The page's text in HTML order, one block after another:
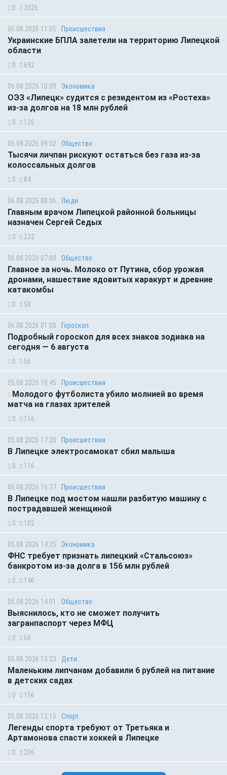
0 3026
06.08.2026 11:05 Происшествия
Украинские БПЛА залетели на территорию Липецкой
области
0 692
06.08.2026 10:09 Экономика
ОЭЗ «Липецк» судится с резидентом из «Ростеха»
из-за долгов на 18 млн рублей
0 126
06.08.2026 09:02 Общество
Тысячи личпан рискуют остаться без газа из-за
колоссальных долгов
0 84
06.08.2026 08:06 Люди
Главным врачом Липецкой районной больницы
назначен Сергей Седых
0 232
06.08.2026 07:00 Общество
Главное за ночь. Молоко от Путина, сбор урожая
дронами, нашествие ядовитых каракурт и древние
катакомбы
0 58
06.08.2026 01:00 Гороскоп
Подробный гороскоп для всех знаков зодиака на
сегодня — 6 августа
0 56
05.08.2026 18:45 Происшествия
Молодого футболиста убило молнией во время
матча на глазах зрителей
0 116
05.08.2026 17:20 Происшествия
В Липецке электросамокат сбил малыша
0 116
05.08.2026 16:37 Происшествия
В Липецке под мостом нашли разбитую машину с
пострадавшей женщиной
0 102
05.08.2026 14:25 Экономика
ФНС требует признать липецкий «Стальсоюз»
банкротом из-за долга в 156 млн рублей
0 146
05.08.2026 14:01 Общество
Выяснилось, кто не сможет получить
загранпаспорт через МФЦ
0 68
05.08.2026 13:23 Дети
Маленьким липчанам добавили 6 рублей на питание
в детских садах
0 156
05.08.2026 12:15 Спорт
Легенды спорта требуют от Третьяка и
Артамонова спасти хоккей в Липецке
0 206